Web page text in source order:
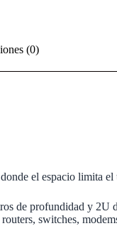
(0)
el espacio limita
de profundidad y
switches,